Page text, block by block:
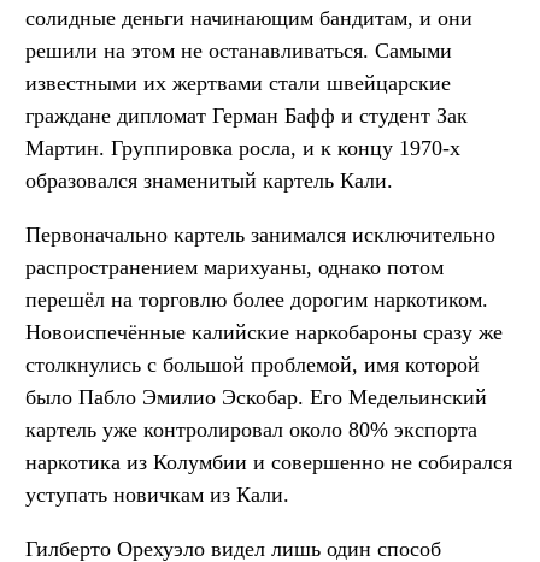
солидные деньги начинающим бандитам, и они
решили на этом не останавливаться. Самыми
известными их жертвами стали швейцарские
граждане дипломат Герман Бафф и студент Зак
Мартин. Группировка росла, и к концу 1970-х
образовался знаменитый картель Кали.
Первоначально картель занимался исключительно
распространением марихуаны, однако потом
перешёл на торговлю более дорогим наркотиком.
Новоиспечённые калийские наркобароны сразу же
столкнулись с большой проблемой, имя которой
было Пабло Эмилио Эскобар. Его Медельинский
картель уже контролировал около 80% экспорта
наркотика из Колумбии и совершенно не собирался
уступать новичкам из Кали.
Гилберто Орехуэло видел лишь один способ